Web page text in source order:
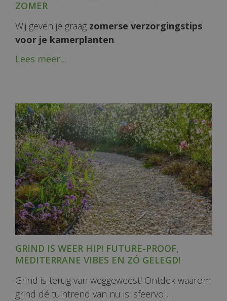
ZOMER
Wij geven je graag zomerse verzorgingstips
voor je kamerplanten.
Lees meer...
GRIND IS WEER HIP! FUTURE-PROOF,
MEDITERRANE VIBES EN ZÓ GELEGD!
Grind is terug van weggeweest! Ontdek waarom
grind dé tuintrend van nu is: sfeervol,